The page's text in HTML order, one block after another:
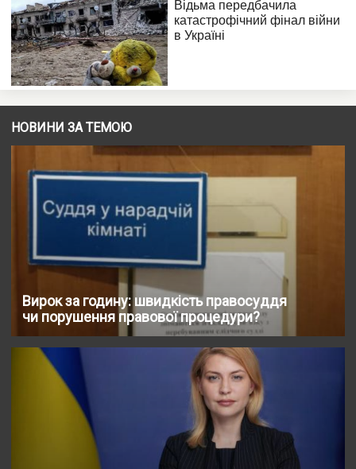
НОВИНИ ЗА ТЕМОЮ
Вирок за годину: швидкість правосуддя
чи порушення правової процедури?